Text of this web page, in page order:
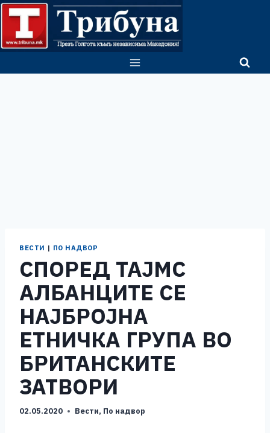
Skip
content
ВЕСТИ | ПО НАДВОР
СПОРЕД ТАЈМС
АЛБАНЦИТЕ СЕ
НАЈБРОЈНА
ЕТНИЧКА ГРУПА ВО
БРИТАНСКИТЕ
ЗАТВОРИ
02.05.2020 Вести, По надвор